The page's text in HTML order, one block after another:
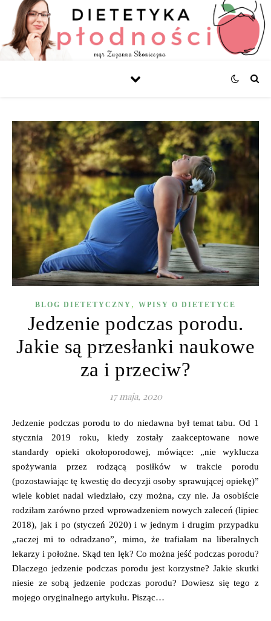
BLOG DIETETYCZNY , WPISY O DIETETYCE
Jedzenie podczas porodu.
Jakie są przesłanki naukowe
za i przeciw?
17 maja, 2020
Jedzenie podczas porodu to do niedawna był temat tabu. Od 1
stycznia 2019 roku, kiedy zostały zaakceptowane nowe
standardy opieki okołoporodowej, mówiące: „nie wyklucza
spożywania przez rodzącą posiłków w trakcie porodu
(pozostawiając tę kwestię do decyzji osoby sprawującej opiekę)”
wiele kobiet nadal wiedziało, czy można, czy nie. Ja osobiście
rodziłam zarówno przed wprowadzeniem nowych zaleceń (lipiec
2018), jak i po (styczeń 2020) i w jednym i drugim przypadku
„raczej mi to odradzano”, mimo, że trafiałam na liberalnych
lekarzy i położne. Skąd ten lęk? Co można jeść podczas porodu?
Dlaczego jedzenie podczas porodu jest korzystne? Jakie skutki
niesie ze sobą jedzenie podczas porodu? Dowiesz się tego z
mojego oryginalnego artykułu. Pisząc…